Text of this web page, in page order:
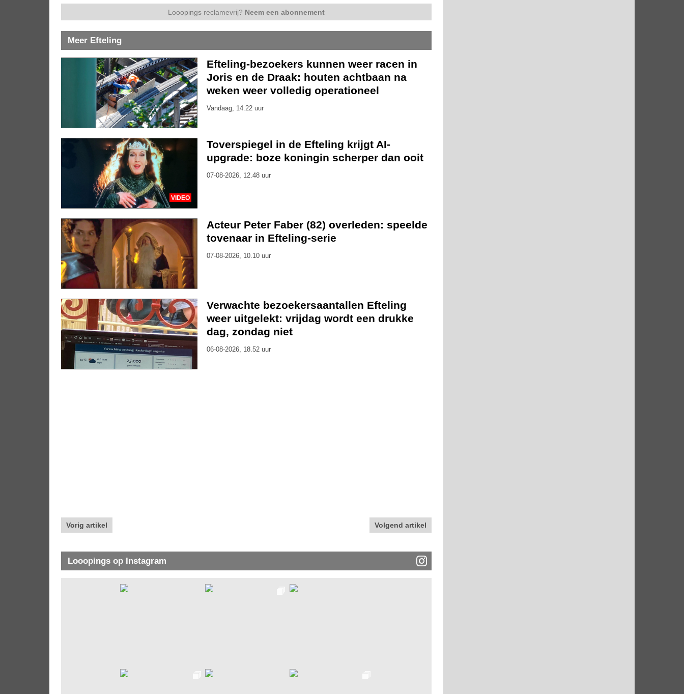
Looopings reclamevrij? Neem een abonnement
Meer Efteling
Efteling-bezoekers kunnen weer racen in
Joris en de Draak: houten achtbaan na
weken weer volledig operationeel
Vandaag, 14.22 uur
VIDEO
Toverspiegel in de Efteling krijgt AI-
upgrade: boze koningin scherper dan ooit
07-08-2026, 12.48 uur
Acteur Peter Faber (82) overleden: speelde
tovenaar in Efteling-serie
07-08-2026, 10.10 uur
Verwachte bezoekersaantallen Efteling
weer uitgelekt: vrijdag wordt een drukke
dag, zondag niet
06-08-2026, 18.52 uur
Vorig artikel Volgend artikel
Looopings op Instagram